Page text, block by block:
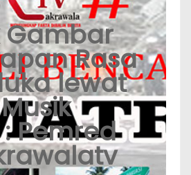
Gambar
Rasa
lewat
Musik
Pemred